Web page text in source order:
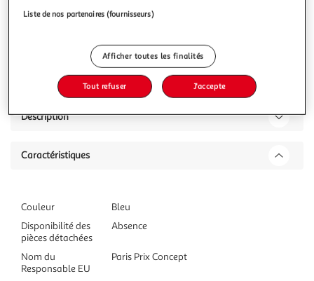
-23 %
Description
Caractéristiques
Couleur
Bleu
Disponibilité des
pièces détachées
Absence
Nom du
Responsable EU
Paris Prix Concept
Liste de nos partenaires (fournisseurs)
Afficher toutes les finalités
Tout refuser J'accepte